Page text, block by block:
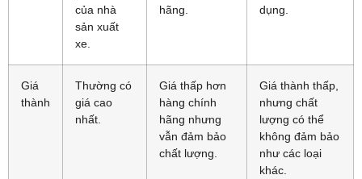
của nhà
sản xuất
xe.
hãng.
dụng.
Giá
thành
Thường có
giá cao
nhất.
Giá thấp hơn
hàng chính
hãng nhưng
vẫn đảm bảo
chất lượng.
Giá thành thấp,
nhưng chất
lượng có thể
không đảm bảo
như các loại
khác.